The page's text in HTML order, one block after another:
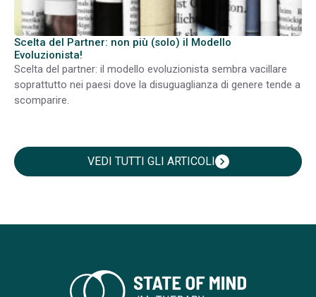
Scelta del Partner: non più (solo) il Modello
Evoluzionista!
Scelta del partner: il modello evoluzionista sembra vacillare
soprattutto nei paesi dove la disuguaglianza di genere tende a
scomparire.
VEDI TUTTI GLI ARTICOLIchevron_right